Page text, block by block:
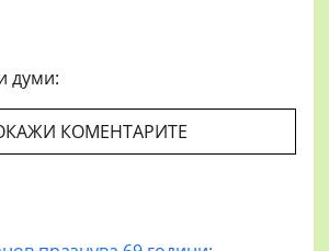
думи:
КОМЕНТАРИТЕ